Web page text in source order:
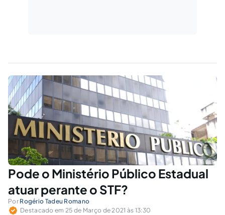
Pode o Ministério Público Estadual
atuar perante o STF?
Por Rogério Tadeu Romano
Destacado em 25 de Março de 2021 às 13:30